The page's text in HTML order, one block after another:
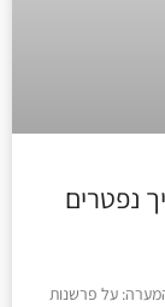
נפטרים
על פרשנות